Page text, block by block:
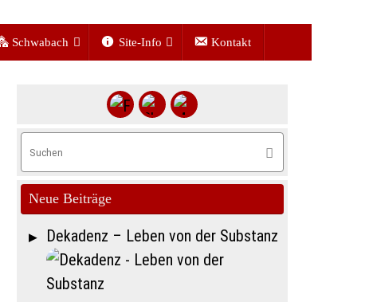
Schwabach Site-Info Kontakt
nach:
Suchen
Neue Beiträge
Dekadenz – Leben von der Substanz